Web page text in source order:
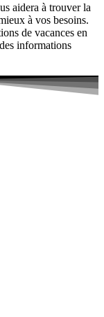
aidera à trouver la
à vos besoins.
de vacances en
informations